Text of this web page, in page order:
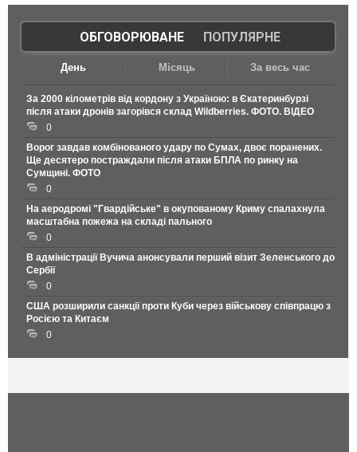
ОБГОВОРЮВАНЕ| ПОПУЛЯРНЕ
День Місяць За весь час
За 2000 кілометрів від кордону з Україною: в Єкатеринбурзі
після атаки дронів загорівся склад Wildberries. ФОТО. ВІДЕО
0
Ворог завдав комбінованого удару по Сумах, двоє поранених.
Ще десятеро постраждали після атаки БПЛА по ринку на
Сумщині. ФОТО
0
На аеродромі "Гвардійське" в окупованому Криму спалахнула
масштабна пожежа на складі пального
0
В адміністрації Вучича анонсували перший візит Зеленського до
Сербії
0
США розширили санкції проти Куби через військову співпрацю з
Росією та Китаєм
0